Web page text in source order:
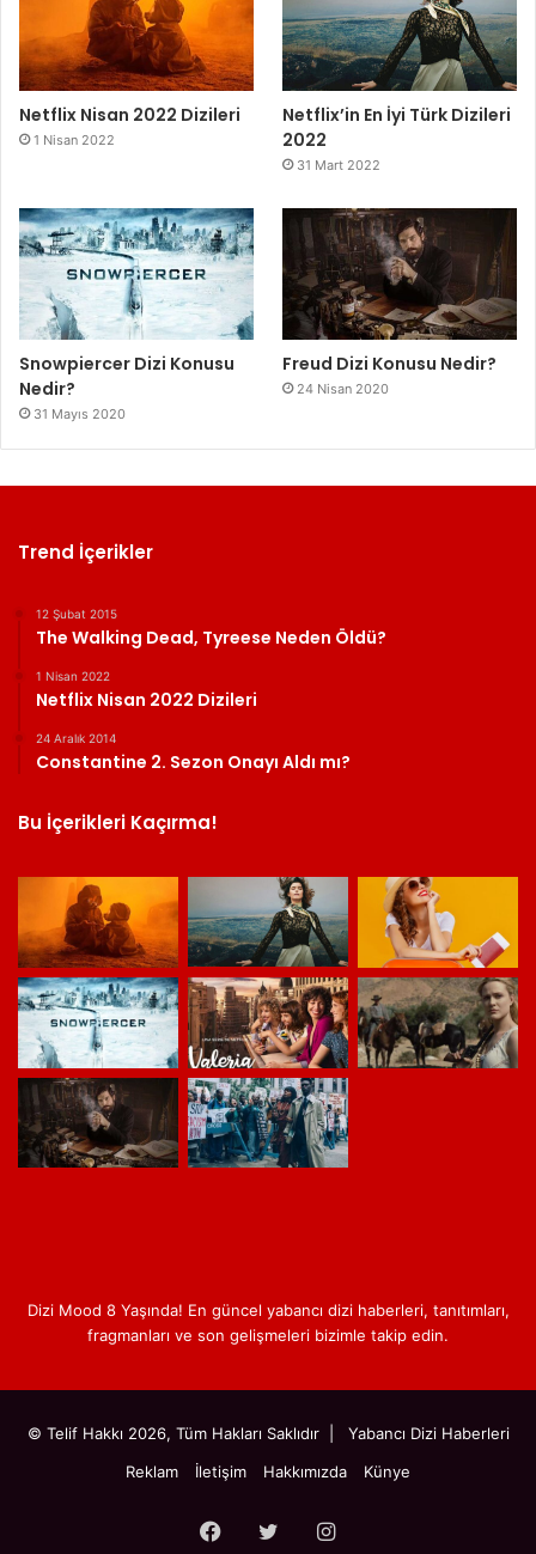
Netflix Nisan 2022 Dizileri
1 Nisan 2022
Netflix’in En İyi Türk Dizileri
2022
31 Mart 2022
Snowpiercer Dizi Konusu
Nedir?
31 Mayıs 2020
Freud Dizi Konusu Nedir?
24 Nisan 2020
Trend İçerikler
12 Şubat 2015
The Walking Dead, Tyreese Neden Öldü?
1 Nisan 2022
Netflix Nisan 2022 Dizileri
24 Aralık 2014
Constantine 2. Sezon Onayı Aldı mı?
Bu İçerikleri Kaçırma!
Dizi Mood 8 Yaşında! En güncel yabancı dizi haberleri, tanıtımları,
fragmanları ve son gelişmeleri bizimle takip edin.
© Telif Hakkı 2026, Tüm Hakları Saklıdır | Yabancı Dizi Haberleri
Reklam
İletişim Hakkımızda Künye
Facebook
TwitterInstagram